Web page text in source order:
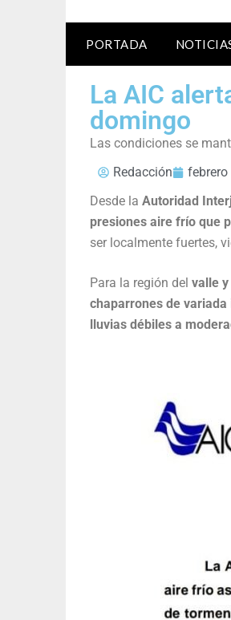
PORTADA
La AIC
domingo
Las condiciones se
Redacción
febrero
Desde la Autoridad
presiones aire frío que
ser localmente fuertes,
Para la región del valle
chaparrones de variada
lluvias débiles a